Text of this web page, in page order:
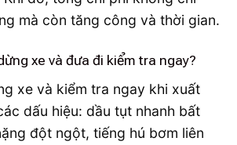
mà còn tăng công và thời gian.
xe và đưa đi kiểm tra ngay?
xe và kiểm tra ngay khi xuất
dấu hiệu: dầu tụt nhanh bất
đột ngột, tiếng hú bơm liên